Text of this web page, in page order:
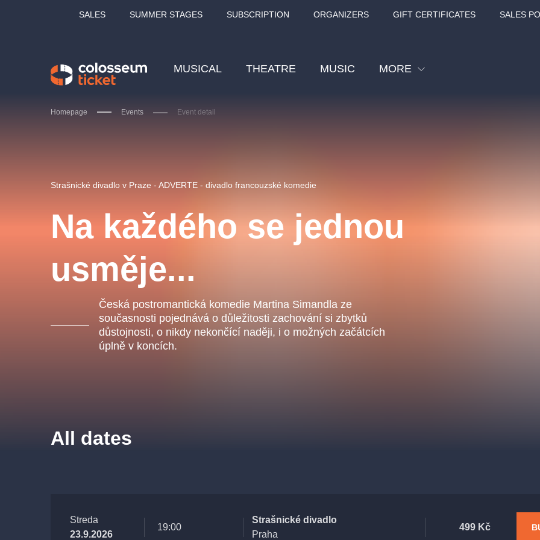
SALES SUMMER STAGES SUBSCRIPTION ORGANIZERS GIFT CERTIFICATES SALES
MUSICAL THEATRE MUSIC MORE
Others
Homepage Events Event detail
Strašnické divadlo v Praze - ADVERTE - divadlo francouzské komedie
Na každého se jednou
usměje...
Česká postromantická komedie Martina Simandla ze
současnosti pojednává o důležitosti zachování si zbytků
důstojnosti, o nikdy nekončící naději, i o možných začátcích
úplně v koncích.
All dates
Streda
23.9.2026
19:00
Strašnické divadlo
Praha
499 Kč
2026
Agentura 44, s.r.o.
Other's search